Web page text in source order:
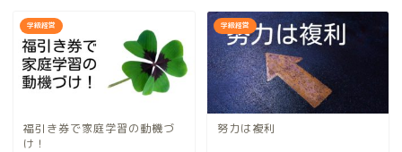
学級経営
福引き券で家庭学習の動機づ
け！
学級経営
努力は複利